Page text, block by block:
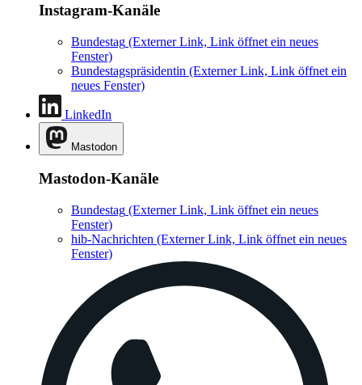
Instagram-Kanäle
Bundestag (Externer Link, Link öffnet ein neues
Fenster)
Bundestagspräsidentin (Externer Link, Link öffnet ein
neues Fenster)
LinkedIn
Mastodon
Mastodon-Kanäle
Bundestag (Externer Link, Link öffnet ein neues
Fenster)
hib-Nachrichten (Externer Link, Link öffnet ein neues
Fenster)